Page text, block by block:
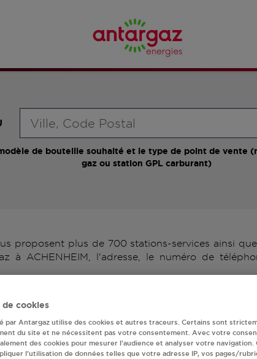
de bouteille souhaité et le type de point de vente
gaz ou station GPL carburant)
proposent plus de 700 stations-services ainsi
à ACHENHEIM, l'adresse, le numéro de
Antargaz à
951 ACHENHEIM
de cookies
par Antargaz utilise des cookies et autres traceurs. Certains sont
du site et ne nécessitent pas votre consentement. Avec votre
des cookies pour mesurer l’audience et analyser votre navigation.
l’utilisation de données telles que votre adresse IP, vos pages/